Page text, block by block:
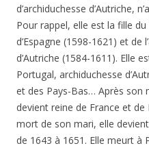
d’archiduchesse d’Autriche,
Pour rappel, elle est la fille
d’Espagne (1598-1621) et de
d’Autriche (1584-1611). Elle
Portugal, archiduchesse
et des Pays-Bas… Après son
devient reine de France et
mort de son mari, elle
de 1643 à 1651. Elle meurt à